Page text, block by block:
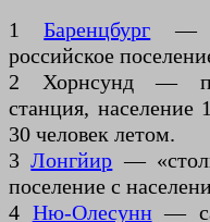
1Баренцбург —
российское
2 Хорнсунд —
станция, население
30 человек летом.
3Лонгйир —
поселение с
4 Ню-Олесунн —